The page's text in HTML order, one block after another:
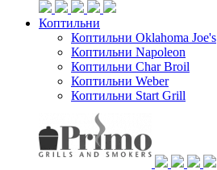
Коптильни
Коптильни Oklahoma Joe's
Коптильни Napoleon
Коптильни Char Broil
Коптильни Weber
Коптильни Start Grill